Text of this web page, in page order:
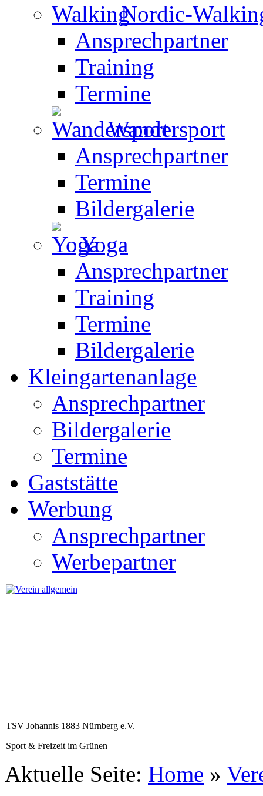
Nordic-
Ansprechpartner
Training
Termine
Wandersport
Ansprechpartner
Termine
Bildergalerie
Yoga
Ansprechpartner
Training
Termine
Bildergalerie
Kleingartenanlage
Ansprechpartner
Bildergalerie
Termine
Gaststätte
Werbung
Ansprechpartner
Werbepartner
TSV Johannis 1883 Nürnberg e.V.
Sport & Freizeit im Grünen
Aktuelle Seite: Home »